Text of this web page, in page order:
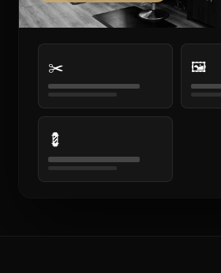
✂️ 🖼️
💈